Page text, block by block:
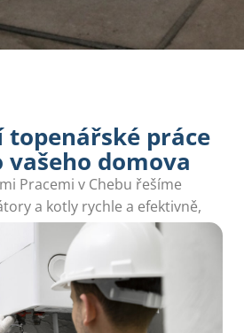
topenářské práce
vašeho domova
Pracemi v Chebu řešíme
a kotly rychle a efektivně,
zajistili teplo a pohodu.